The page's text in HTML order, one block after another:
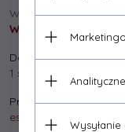
Wysyłka:
Wysyłka gratis!
Dostępna ilość:
1 szt.
Producent:
esperanza